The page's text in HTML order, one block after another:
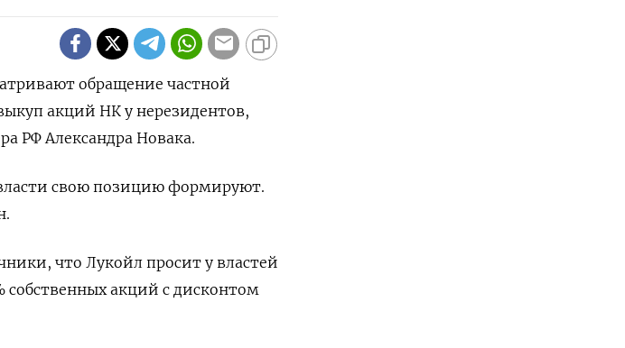
обращение частной
акций НК у нерезидентов,
РФ Александра Новака.
свою позицию формируют.
что Лукойл просит у властей
собственных акций с дисконтом